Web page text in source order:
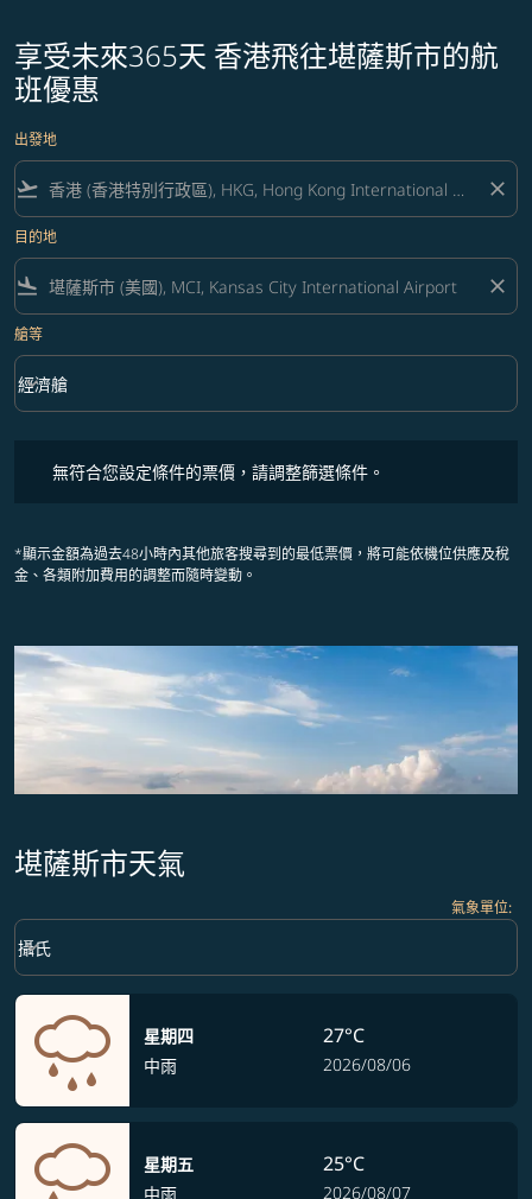
享受未來365天 香港飛往堪薩斯市的航
班優惠
出發地
flight_takeoff close
目的地
flight_land close
艙等
艙等 option 經濟艙 Selected
經濟艙
keyboard_arrow_down
無符合您設定條件的票價，請調整篩選條件。
*顯示金額為過去48小時內其他旅客搜尋到的最低票價，將可能依機位供應及稅
金、各類附加費用的調整而隨時變動。
堪薩斯市天氣
氣象單位:
Weather unit option 攝氏 Selected
攝氏
keyboard_arrow_down
星期四
中雨
27°C
2026/08/06
星期五
中雨
25°C
2026/08/07